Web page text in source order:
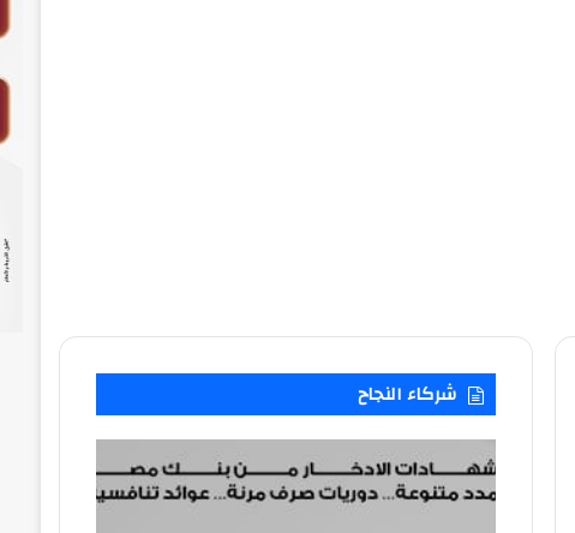
شركاء النجاح